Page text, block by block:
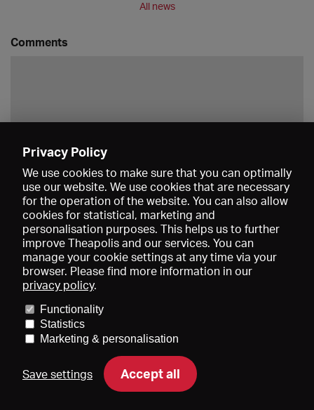
All news
Comments
About us
Imprint
DE EN FR
Privacy Policy
We use cookies to make sure that you can optimally
use our website. We use cookies that are necessary
for the operation of the website. You can also allow
cookies for statistical, marketing and
personalisation purposes. This helps us to further
improve Theapolis and our services. You can
manage your cookie settings at any time via your
browser. Please find more information in our
privacy policy.
Functionality
Statistics
Marketing & personalisation
Save settings Accept all